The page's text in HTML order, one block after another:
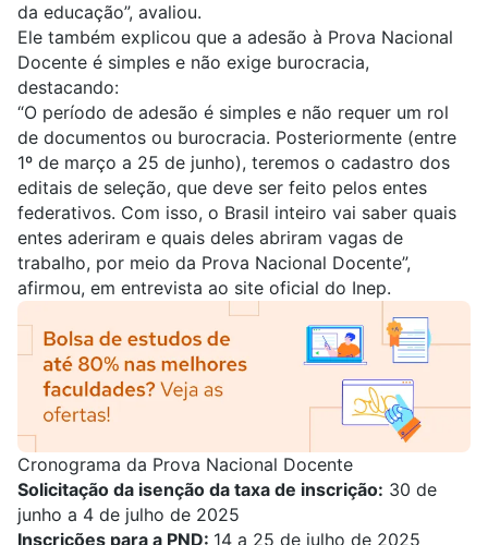
da educação”, avaliou.
Ele também explicou que a adesão à Prova Nacional
Docente é simples e não exige burocracia,
destacando:
“O período de adesão é simples e não requer um rol
de documentos ou burocracia. Posteriormente (entre
1º de março a 25 de junho), teremos o cadastro dos
editais de seleção, que deve ser feito pelos entes
federativos. Com isso, o Brasil inteiro vai saber quais
entes aderiram e quais deles abriram vagas de
trabalho, por meio da Prova Nacional Docente”,
afirmou, em entrevista ao site oficial do Inep.
Cronograma da Prova Nacional Docente
Solicitação da isenção da taxa de inscrição: 30 de
junho a 4 de julho de 2025
Inscrições para a PND: 14 a 25 de julho de 2025